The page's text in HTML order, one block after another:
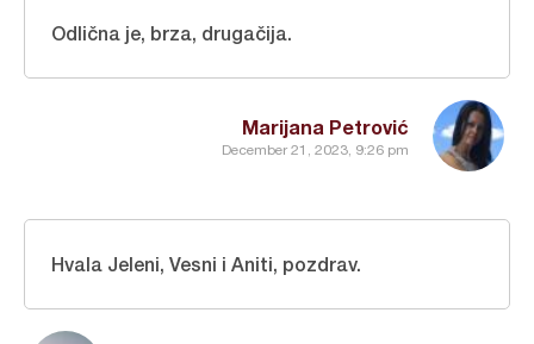
Marijana Petrović
December 21, 2023, 9:26 pm
Odlična je, brza, drugačija.
Hvala Jeleni, Vesni i Aniti, pozdrav.